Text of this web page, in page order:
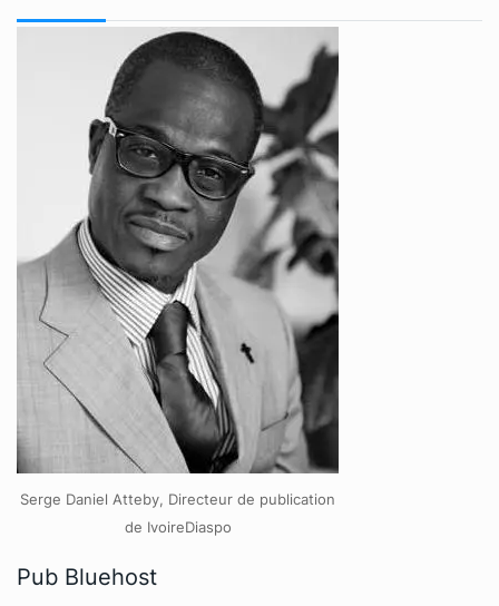
Serge Daniel Atteby, Directeur de publication
de IvoireDiaspo
Pub Bluehost